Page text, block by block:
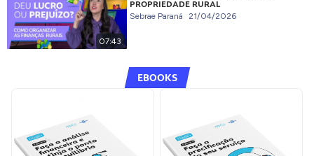
07:43
PROPRIEDADE RURAL
Sebrae Paraná 21/04/2026
EBOOKS